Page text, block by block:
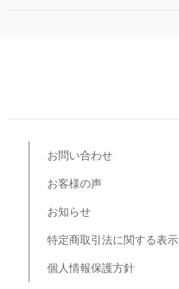
お問い合わせ
お客様の声
お知らせ
特定商取引法に関する表示
個人情報保護方針